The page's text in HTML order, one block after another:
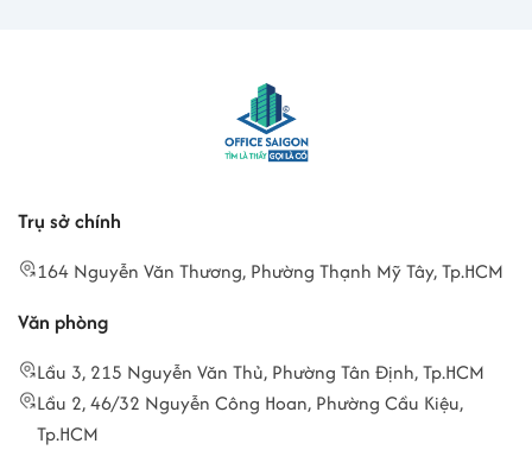
Trụ sở chính
164 Nguyễn Văn Thương, Phường Thạnh Mỹ Tây, Tp.HCM
Văn phòng
Lầu 3, 215 Nguyễn Văn Thủ, Phường Tân Định, Tp.HCM
Lầu 2, 46/32 Nguyễn Công Hoan, Phường Cầu Kiệu,
Tp.HCM